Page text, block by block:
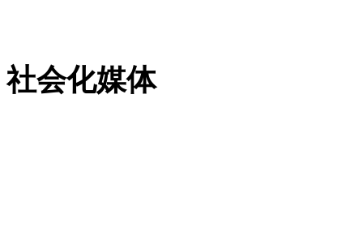
社会化媒体